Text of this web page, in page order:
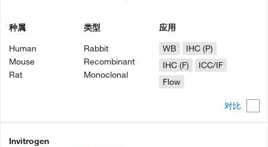
对比
种属
Human
Mouse
Rat
类型
Rabbit
Recombinant
Monoclonal
应用
WB
IHC (P)
IHC (F)
ICC/IF
Flow
Invitrogen